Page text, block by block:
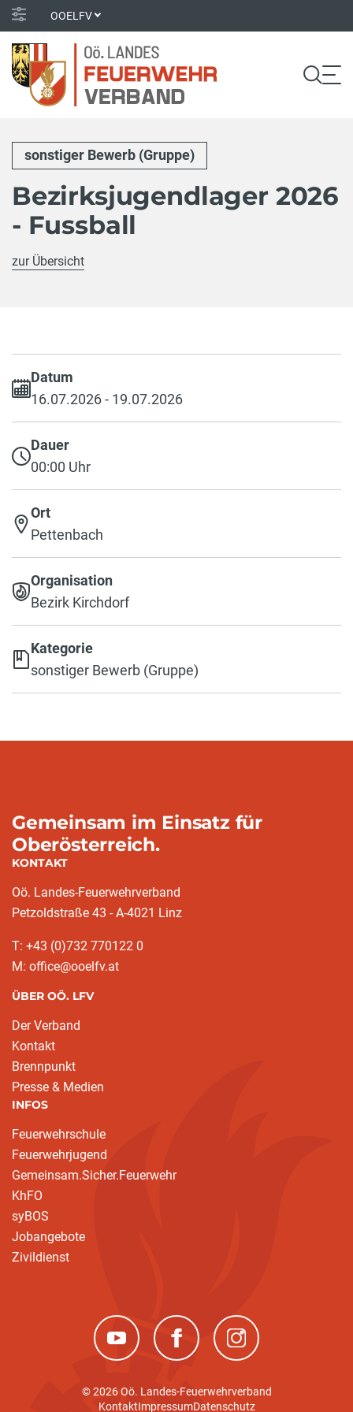
OOELFV
sonstiger Bewerb (Gruppe)
Bezirksjugendlager 2026
- Fussball
zur Übersicht
Datum
16.07.2026 - 19.07.2026
Dauer
00:00 Uhr
Ort
Pettenbach
Organisation
Bezirk Kirchdorf
Kategorie
sonstiger Bewerb (Gruppe)
Gemeinsam im Einsatz für
Oberösterreich.
KONTAKT
Oö. Landes-Feuerwehrverband
Petzoldstraße 43 - A-4021 Linz
T: +43 (0)732 770122 0
M: office@ooelfv.at
ÜBER OÖ. LFV
Der Verband
Kontakt
Brennpunkt
Presse & Medien
INFOS
Feuerwehrschule
Feuerwehrjugend
Gemeinsam.Sicher.Feuerwehr
KhFO
syBOS
Jobangebote
Zivildienst
(neues Fenster)(neues Fenster)(neues Fenster)
© 2026 Oö. Landes-Feuerwehrverband
KontaktImpressumDatenschutz